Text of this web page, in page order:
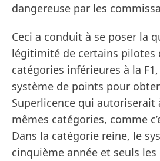
dangereuse par les
Ceci a conduit à se poser la
légitimité de certains pilotes
catégories inférieures à la
système de points pour
Superlicence qui autoriserait
mêmes catégories, comme
Dans la catégorie reine, le
cinquième année et seuls